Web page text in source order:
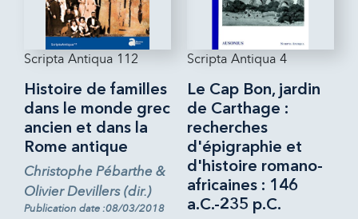
Scripta Antiqua 112
Histoire de familles
dans le monde grec
ancien et dans la
Rome antique
Christophe Pébarthe &
Olivier Devillers (dir.)
Publication date :08/03/2018
Scripta Antiqua 4
Le Cap Bon, jardin
de Carthage :
recherches
d'épigraphie et
d'histoire romano-
africaines : 146
a.C.-235 p.C.